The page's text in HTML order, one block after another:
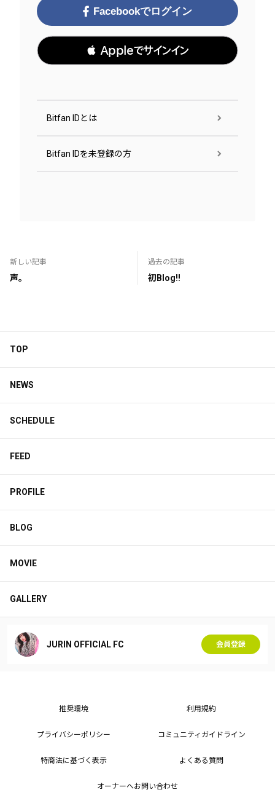
Facebookでログイン
 Appleでサインイン
Bitfan IDとは
Bitfan IDを未登録の方
新しい記事
声。
過去の記事
初Blog!!
TOP
NEWS
SCHEDULE
FEED
PROFILE
BLOG
MOVIE
GALLERY
JURIN OFFICIAL FC 会員登録
推奨環境 利用規約
プライバシーポリシー コミュニティガイドライン
特商法に基づく表示 よくある質問
オーナーへお問い合わせ